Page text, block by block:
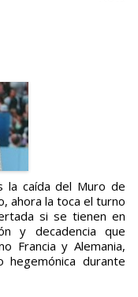
ahora la toca el turno
si se tienen en
y decadencia que
Francia y Alemania,
durante